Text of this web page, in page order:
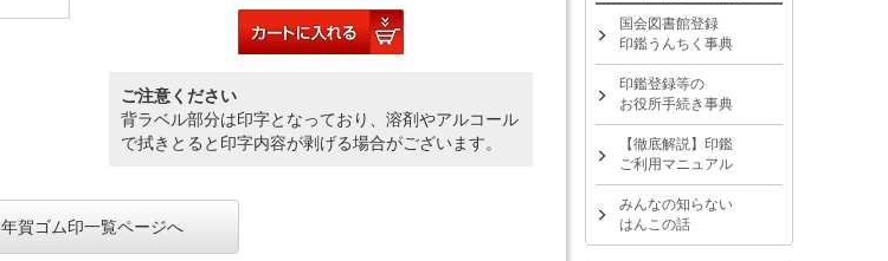
ご注意ください
背ラベル部分は印字となっており、溶剤やアルコール
で拭きとると印字内容が剥げる場合がございます。
年賀ゴム印一覧ページへ
国会図書館登録
印鑑うんちく事典
印鑑登録等の
お役所手続き事典
【徹底解説】印鑑
ご利用マニュアル
みんなの知らない
はんこの話